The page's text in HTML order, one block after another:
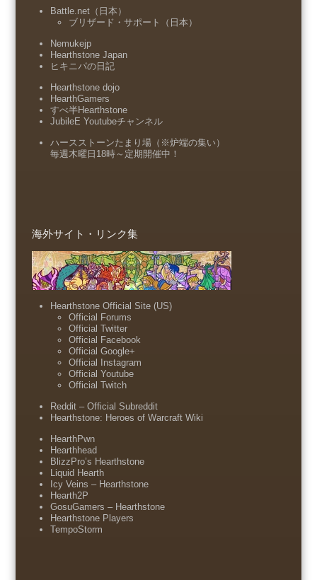
Battle.net（日本）
ブリザード・サポート（日本）
Nemukejp
Hearthstone Japan
ヒキニパの日記
Hearthstone dojo
HearthGamers
すべ半Hearthstone
JubileE Youtubeチャンネル
ハースストーンたまり場（※炉端の集い）
毎週木曜日18時～定期開催中！
海外サイト・リンク集
Hearthstone Official Site (US)
Official Forums
Official Twitter
Official Facebook
Official Google+
Official Instagram
Official Youtube
Official Twitch
Reddit – Official Subreddit
Hearthstone: Heroes of Warcraft Wiki
HearthPwn
Hearthhead
BlizzPro’s Hearthstone
Liquid Hearth
Icy Veins – Hearthstone
Hearth2P
GosuGamers – Hearthstone
Hearthstone Players
TempoStorm